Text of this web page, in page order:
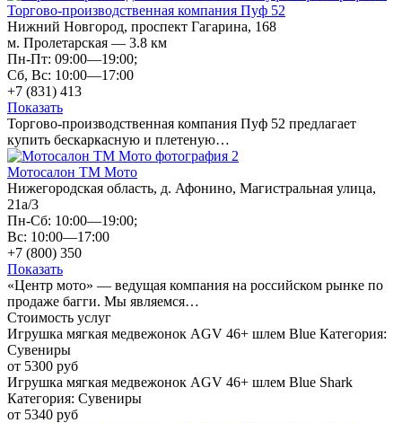
Торгово-производственная компания Пуф 52
Нижний Новгород, проспект Гагарина, 168
м. Пролетарская — 3.8 км
Пн-Пт: 09:00—19:00;
Сб, Вс: 10:00—17:00
+7 (831) 413
Показать
Торгово-производственная компания Пуф 52 предлагает
купить бескаркасную и плетеную…
Мотосалон ТМ Мото
Нижегородская область, д. Афонино, Магистральная улица,
21а/3
Пн-Сб: 10:00—19:00;
Вс: 10:00—17:00
+7 (800) 350
Показать
«Центр мото» — ведущая компания на российском рынке по
продаже багги. Мы являемся…
Стоимость услуг
Игрушка мягкая медвежонок AGV 46+ шлем Blue Категория:
Сувениры
от 5300 руб
Игрушка мягкая медвежонок AGV 46+ шлем Blue Shark
Категория: Сувениры
от 5340 руб